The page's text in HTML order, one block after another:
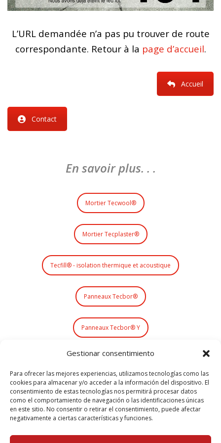
Gestionar consentimiento
Para ofrecer las mejores experiencias, utilizamos tecnologías como las
cookies para almacenar y/o acceder a la información del dispositivo. El
consentimiento de estas tecnologías nos permitirá procesar datos
como el comportamiento de navegación o las identificaciones únicas
en este sitio. No consentir o retirar el consentimiento, puede afectar
negativamente a ciertas características y funciones.
L’URL demandée n’a pas pu trouver de route
correspondante. Retour à la page d’accueil.
Accueil
Contact
En savoir plus. . .
Mortier Tecwool®
Mortier Tecplaster®
Tecfill® - isolation thermique et acoustique
Panneaux Tecbor®
Panneaux Tecbor® Y
Systèmes d'étanchéité Tecsel®
Peinture intumescente Teclack-W®
Systèmes de désenfumage